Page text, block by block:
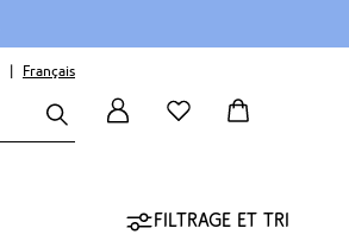
Français
Filtrage et tri